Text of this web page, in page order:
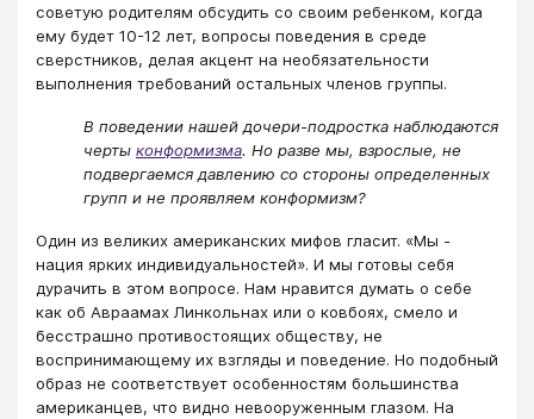
советую родителям обсудить со своим ребенком, когда
ему будет 10-12 лет, вопросы поведения в среде
сверстников, делая акцент на необязательности
выполнения требований остальных членов группы.
В поведении нашей дочери-подростка наблюдаются
черты конформизма. Но разве мы, взрослые, не
подвергаемся давлению со стороны определенных
групп и не проявляем конформизм?
Один из великих американских мифов гласит. «Мы -
нация ярких индивидуальностей». И мы готовы себя
дурачить в этом вопросе. Нам нравится думать о себе
как об Авраамах Линкольнах или о ковбоях, смело и
бесстрашно противостоящих обществу, не
воспринимающему их взгляды и поведение. Но подобный
образ не соответствует особенностям большинства
американцев, что видно невооруженным глазом. На